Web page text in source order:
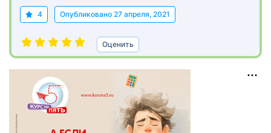
4 Опубликовано 27 апреля, 2021
Оценить